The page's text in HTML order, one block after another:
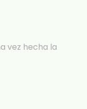
vez hecha la